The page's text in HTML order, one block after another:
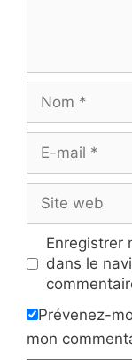
mail
web
Enregistrer
dans le
Prévenez-
mon